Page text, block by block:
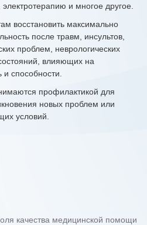
и многое другое.
восстановить максимально
после травм, инсультов,
проблем, неврологических
влияющих на
способности.
профилактикой для
новых проблем или
условий.
качества медицинской помощи